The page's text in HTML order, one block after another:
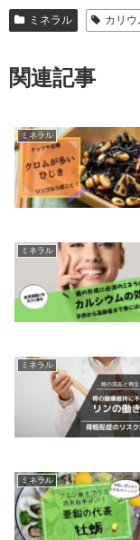
ミネラル カリウ
関連記事
ミネラル
ミネラル
ミネラル
ミネラル